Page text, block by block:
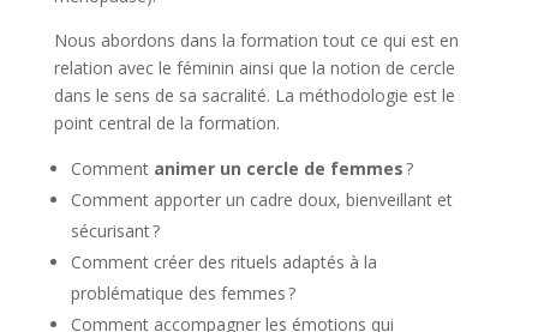
Nous abordons dans la formation tout ce qui est en
relation avec le féminin ainsi que la notion de cercle
dans le sens de sa sacralité. La méthodologie est le
point central de la formation.
Comment animer un cercle de femmes?
Comment apporter un cadre doux, bienveillant et
sécurisant ?
Comment créer des rituels adaptés à la
problématique des femmes ?
Comment accompagner les émotions qui